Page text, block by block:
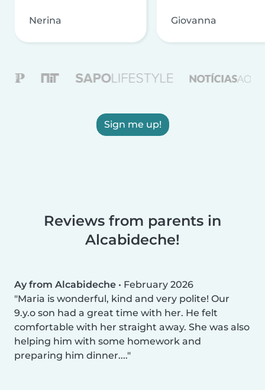
Nerina Giovanna
Sign me up!
Reviews from parents in
Alcabideche!
Ay from Alcabideche • February 2026
Maria is wonderful, kind and very polite! Our
9.y.o son had a great time with her. He felt
comfortable with her straight away. She was also
helping him with some homework and
preparing him dinner....